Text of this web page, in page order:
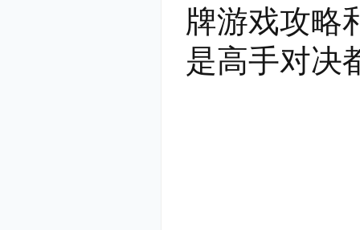
牌游戏攻略
是高手对决